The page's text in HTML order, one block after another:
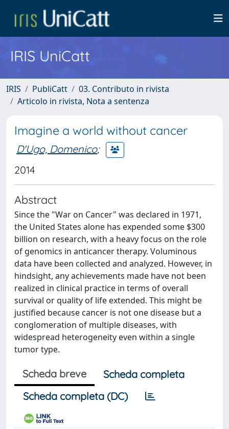
IRIS UniCatt
IRIS PubliCatt
03. Contributo in rivista
Articolo in rivista, Nota a sentenza
Imagine a world without cancer
D'Ugo, Domenico;
2014
Abstract
Since the "War on Cancer" was declared in 1971,
the United States alone has expended some $300
billion on research, with a heavy focus on the role
of genomics in anticancer therapy. Voluminous
data have been collected and analyzed. However, in
hindsight, any achievements made have not been
realized in clinical practice in terms of overall
survival or quality of life extended. This might be
justified because cancer is not one disease but a
conglomeration of multiple diseases, with
widespread heterogeneity even within a single
tumor type.
Scheda breve
Scheda completa
Scheda completa (DC)